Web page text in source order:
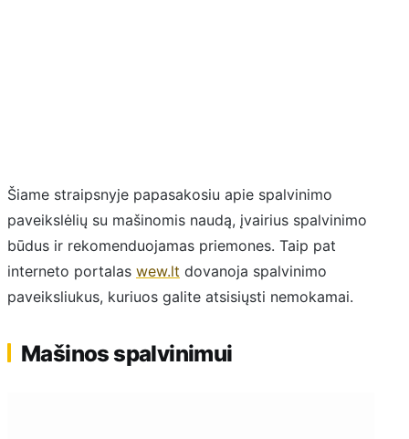
Šiame straipsnyje papasakosiu apie spalvinimo
paveikslėlių su mašinomis naudą, įvairius spalvinimo
būdus ir rekomenduojamas priemones. Taip pat
interneto portalas wew.lt dovanoja spalvinimo
paveiksliukus, kuriuos galite atsisiųsti nemokamai.
Mašinos spalvinimui